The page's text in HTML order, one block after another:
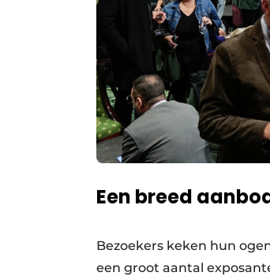
Een breed
Bezoekers keken hun
een groot aantal